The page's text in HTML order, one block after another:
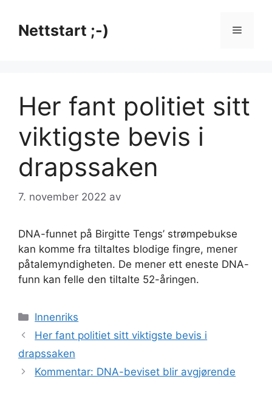
innholdNettstart ;-) Meny
Her fant politiet sitt
viktigste bevis i
drapssaken
7. november 2022 av
DNA-funnet på Birgitte Tengs’ strømpebukse
kan komme fra tiltaltes blodige fingre, mener
påtalemyndigheten. De mener ett eneste DNA-
funn kan felle den tiltalte 52-åringen.
Kategorier
Innenriks
Her fant politiet sitt viktigste bevis i
drapssaken
Kommentar: DNA-beviset blir avgjørende